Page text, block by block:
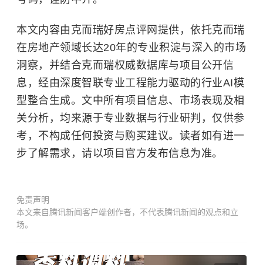
本文内容由克而瑞好房点评网提供，依托克而瑞
在房地产领域长达20年的专业积淀与深入的市场
洞察，并结合克而瑞权威数据库与项目公开信
息，经由深度智联专业工程能力驱动的行业AI模
型整合生成。文中所有项目信息、市场表现及相
关分析，均来源于专业数据与行业研判，仅供参
考，不构成任何投资与购买建议。读者如有进一
步了解需求，请以项目官方发布信息为准。
免责声明
本文来自腾讯新闻客户端创作者，不代表腾讯新闻的观点和立
场。